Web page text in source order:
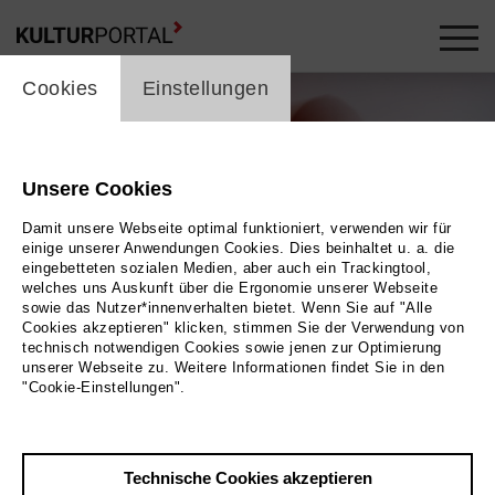
cookie_layer
Cookies Einstellungen
Unsere Cookies
Damit unsere Webseite optimal funktioniert, verwenden wir für
einige unserer Anwendungen Cookies. Dies beinhaltet u. a. die
eingebetteten sozialen Medien, aber auch ein Trackingtool,
welches uns Auskunft über die Ergonomie unserer Webseite
sowie das Nutzer*innenverhalten bietet. Wenn Sie auf "Alle
Cookies akzeptieren" klicken, stimmen Sie der Verwendung von
technisch notwendigen Cookies sowie jenen zur Optimierung
unserer Webseite zu. Weitere Informationen findet Sie in den
"Cookie-Einstellungen".
Technische Cookies akzeptieren